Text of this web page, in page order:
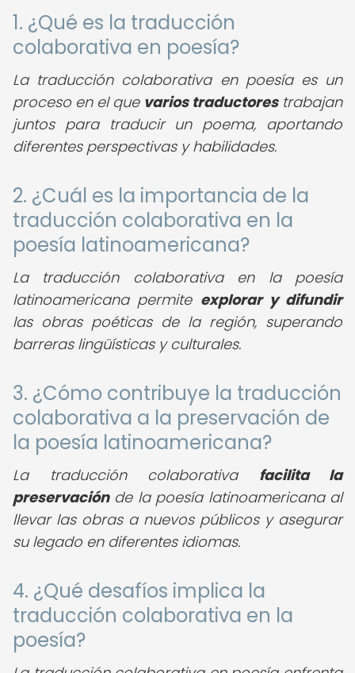
1. ¿Qué es la traducción
colaborativa en poesía?
La traducción colaborativa en poesía es un
proceso en el que varios traductorestrabajan
juntos para traducir un poema, aportando
diferentes perspectivas y habilidades.
2. ¿Cuál es la importancia de la
traducción colaborativa en la
poesía latinoamericana?
La traducción colaborativa en la poesía
latinoamericana permite explorar y difundir
las obras poéticas de la región, superando
barreras lingüísticas y culturales.
3. ¿Cómo contribuye la traducción
colaborativa a la preservación de
la poesía latinoamericana?
La traducción colaborativa facilita la
preservaciónde la poesía latinoamericana al
llevar las obras a nuevos públicos y asegurar
su legado en diferentes idiomas.
4. ¿Qué desafíos implica la
traducción colaborativa en la
poesía?